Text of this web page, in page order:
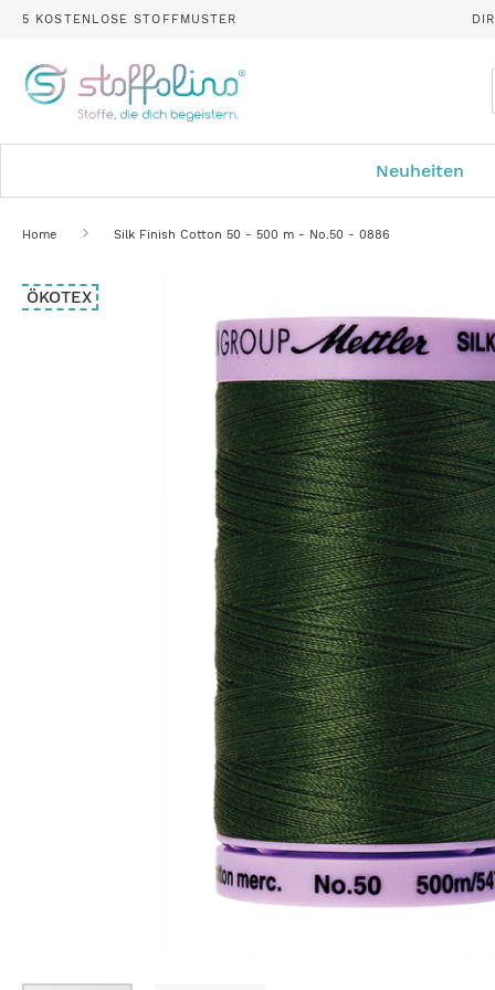
5 KOSTENLOSE STOFFMUSTER
Neuheiten
Home Silk Finish Cotton 50 - 500 m - No.50 - 0886
Zum
Ende
ÖKOTEX